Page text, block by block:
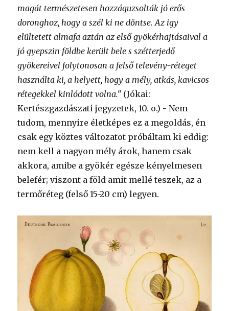
magát természetesen hozzáguzsolták jó erős
doronghoz, hogy a szél ki ne döntse. Az igy
elültetett almafa aztán az első gyökérhajtásaival a
jó gyepszin földbe került bele s szétterjedő
gyökereivel folytonosan a felső televény-réteget
használta ki, a helyett, hogy a mély, atkás, kavicsos
rétegekkel kinlódott volna." (Jókai:
Kertészgazdászati jegyzetek, 10. o.) - Nem
tudom, mennyire életképes ez a megoldás, én
csak egy köztes változatot próbáltam ki eddig:
nem kell a nagyon mély árok, hanem csak
akkora, amibe a gyökér egésze kényelmesen
belefér; viszont a föld amit mellé teszek, az a
termőréteg (felső 15-20 cm) legyen.